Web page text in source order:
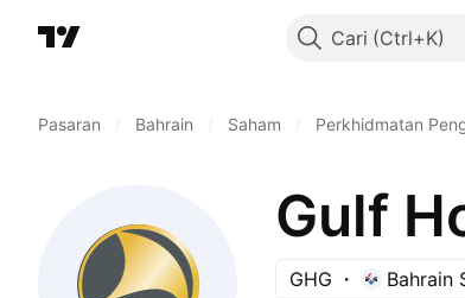
Cari
Pasaran Bahrain Saham Perkhidmatan
Gulf
GHG Bahrain